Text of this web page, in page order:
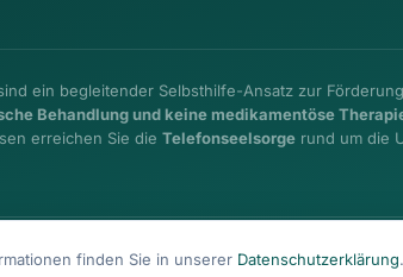
ein begleitender Selbsthilfe-Ansatz zur
Behandlung und keine medikamentöse
erreichen Sie die Telefonseelsorge rund um die
finden Sie in unserer Datenschutzerklärung.